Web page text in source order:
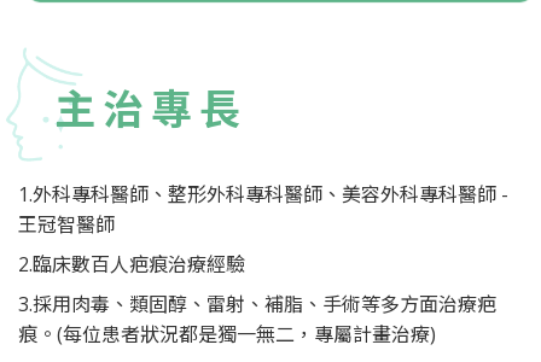
主治專長
1.外科專科醫師、整形外科專科醫師、美容外科專科醫師 -
王冠智醫師
2.臨床數百人疤痕治療經驗
3.採用肉毒、類固醇、雷射、補脂、手術等多方面治療疤
痕。(每位患者狀況都是獨一無二，專屬計畫治療)